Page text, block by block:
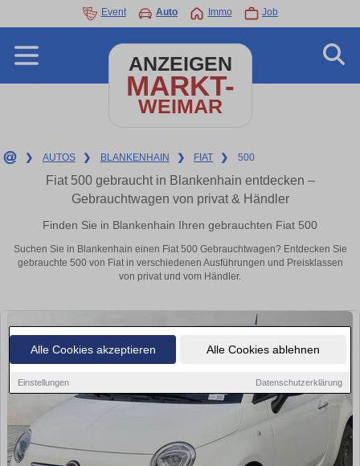
Alle Cookies akzeptieren Alle Cookies ablehnen
Einstellungen Datenschutzerklärung
Event Auto Immo Job
ANZEIGEN
MARKT-
WEIMAR
❯ AUTOS ❯ BLANKENHAIN ❯ FIAT ❯ 500
Fiat 500 gebraucht in Blankenhain entdecken –
Gebrauchtwagen von privat & Händler
Finden Sie in Blankenhain Ihren gebrauchten Fiat 500
Suchen Sie in Blankenhain einen Fiat 500 Gebrauchtwagen? Entdecken Sie
gebrauchte 500 von Fiat in verschiedenen Ausführungen und Preisklassen
von privat und vom Händler.